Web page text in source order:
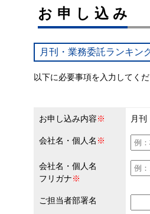
お申し込み
月刊・業務委託ランキン
以下に必要事項を入力してく
お申し込み内容※ 月
会社名・個人名 ※
会社名・個人名
フリガナ※
ご担当者部署名